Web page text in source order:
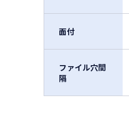
面付
ファイル穴間
隔